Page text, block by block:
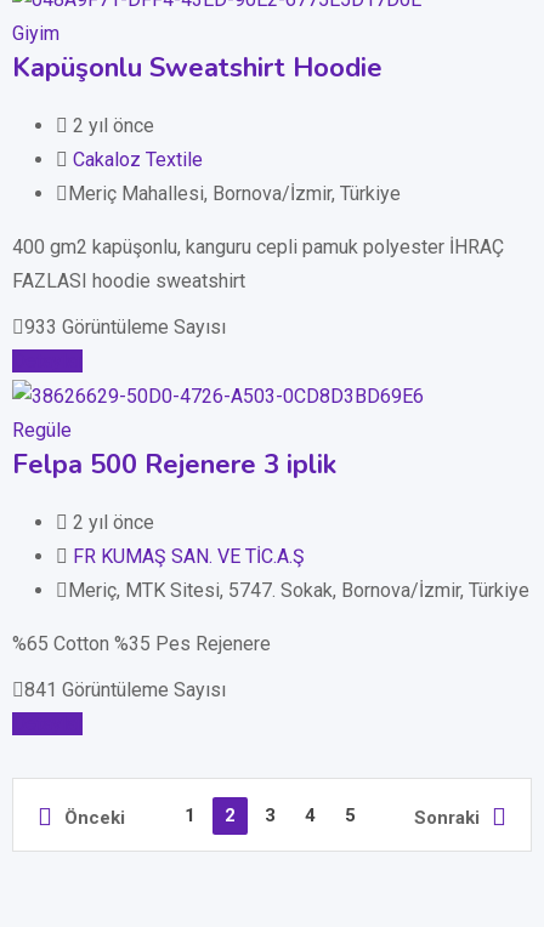
Giyim
Kapüşonlu Sweatshirt Hoodie
2 yıl önce
Cakaloz Textile
Meriç Mahallesi, Bornova/İzmir, Türkiye
400 gm2 kapüşonlu, kanguru cepli pamuk polyester İHRAÇ
FAZLASI hoodie sweatshirt
933 Görüntüleme Sayısı
Regüle
Felpa 500 Rejenere 3 iplik
2 yıl önce
FR KUMAŞ SAN. VE TİC.A.Ş
Meriç, MTK Sitesi, 5747. Sokak, Bornova/İzmir, Türkiye
%65 Cotton %35 Pes Rejenere
841 Görüntüleme Sayısı
Önceki 1 2 3 4 5 Sonraki